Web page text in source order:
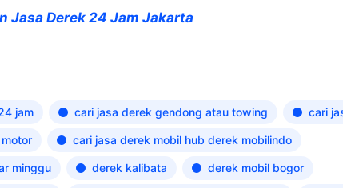
Jasa Derek 24 Jam Jakarta
jam cari jasa derek gendong atau towing cari
cari jasa derek mobil hub derek mobilindo
minggu derek kalibata derek mobil bogor